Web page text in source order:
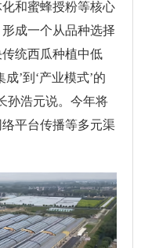
和蜜蜂授粉等核心
成一个从品种选择
统西瓜种植中低
’到‘产业模式’的
孙浩元说。今年将
平台传播等多元渠